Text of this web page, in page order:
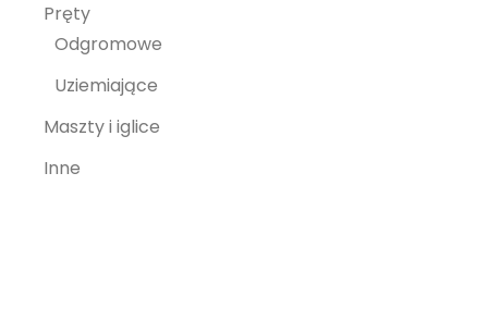
Pręty
Odgromowe
Uziemiające
Maszty i iglice
Inne